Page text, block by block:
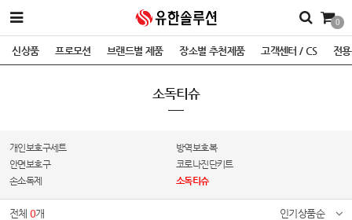
0
신상품 프로모션 브랜드별 제품 장소별 추천제품 고객센터 / CS 전
소독티슈
개인보호구세트
방역보호복
안면보호구
코로나진단키트
손소독제
소독티슈
전체0개 인기상품순